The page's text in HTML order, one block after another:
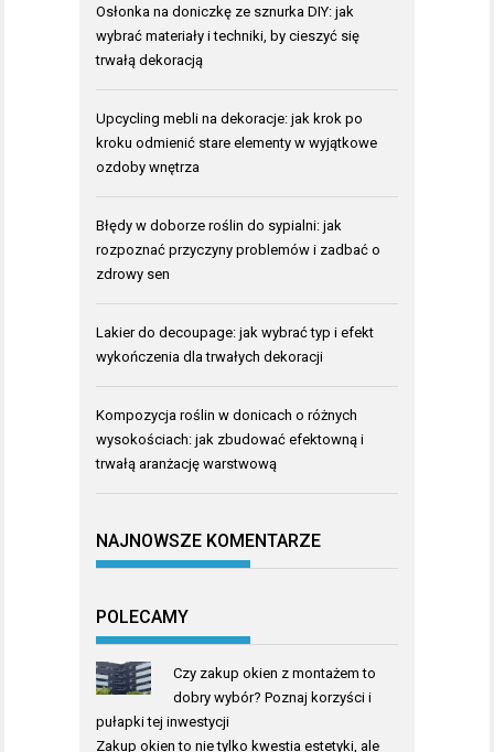
Osłonka na doniczkę ze sznurka DIY: jak
wybrać materiały i techniki, by cieszyć się
trwałą dekoracją
Upcycling mebli na dekoracje: jak krok po
kroku odmienić stare elementy w wyjątkowe
ozdoby wnętrza
Błędy w doborze roślin do sypialni: jak
rozpoznać przyczyny problemów i zadbać o
zdrowy sen
Lakier do decoupage: jak wybrać typ i efekt
wykończenia dla trwałych dekoracji
Kompozycja roślin w donicach o różnych
wysokościach: jak zbudować efektowną i
trwałą aranżację warstwową
NAJNOWSZE KOMENTARZE
POLECAMY
Czy zakup okien z montażem to
dobry wybór? Poznaj korzyści i
pułapki tej inwestycji
Zakup okien to nie tylko kwestia estetyki, ale